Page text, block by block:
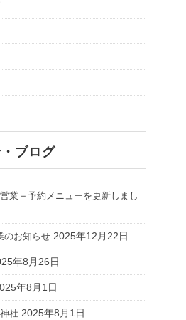
ブログ
業＋予約メニューを更新しまし
お知らせ 2025年12月22日
年8月26日
年8月1日
社 2025年8月1日